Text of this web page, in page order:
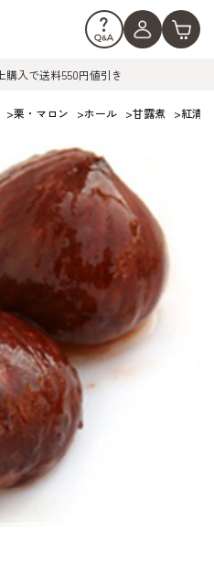
入で送料550円値引き
>栗・マロン >ホール >甘露煮 >紅清 /